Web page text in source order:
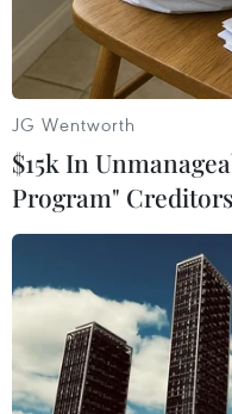
Cựu Bí thư Tỉnh ủy
JG Wentworth
$15k In
Program"